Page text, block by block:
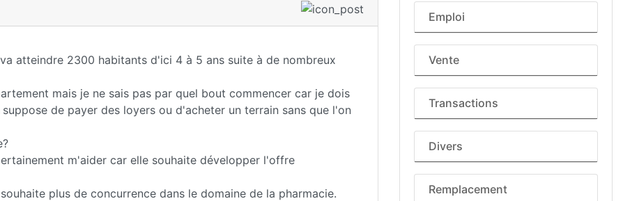
atteindre 2300 habitants d'ici 4 à 5 ans suite à de nombreux
mais je ne sais pas par quel bout commencer car je dois
de payer des loyers ou d'acheter un terrain sans que l'on
m'aider car elle souhaite développer l'offre
plus de concurrence dans le domaine de la pharmacie.
Emploi
Vente
Transactions
Divers
Remplacement